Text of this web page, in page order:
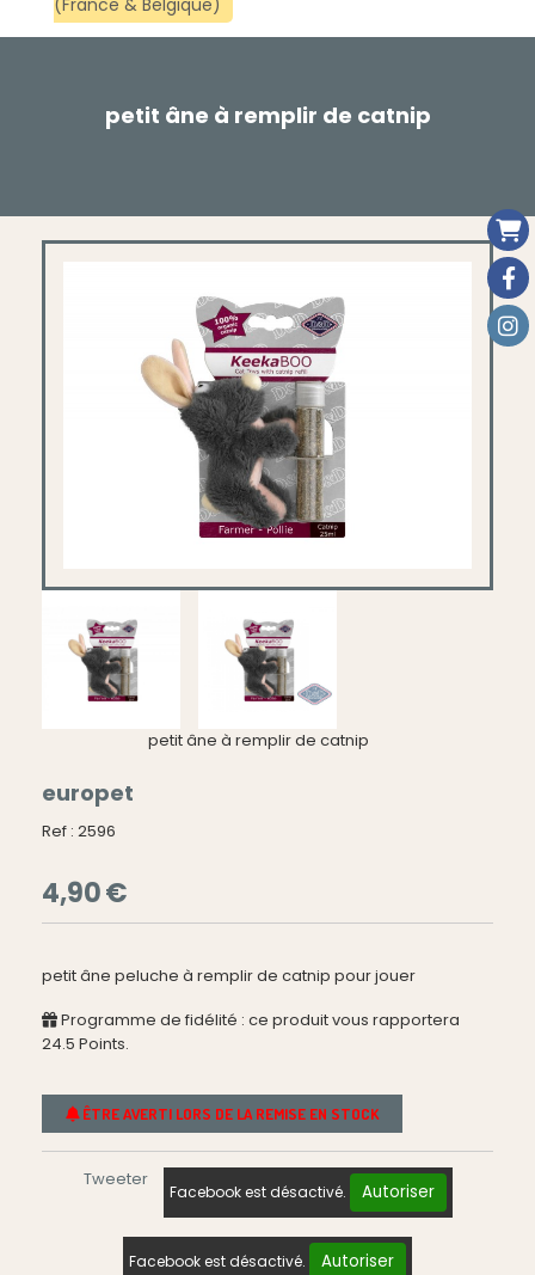
petit âne à remplir de catnip
petit âne à remplir de catnip
europet
Ref : 2596
4,90€
petit âne peluche à remplir de catnip pour jouer
Programme de fidélité : ce produit vous rapportera
24.5 Points.
ÊTRE AVERTI LORS DE LA REMISE EN STOCK
Tweeter
Facebook est désactivé. Autoriser
Facebook est désactivé. Autoriser